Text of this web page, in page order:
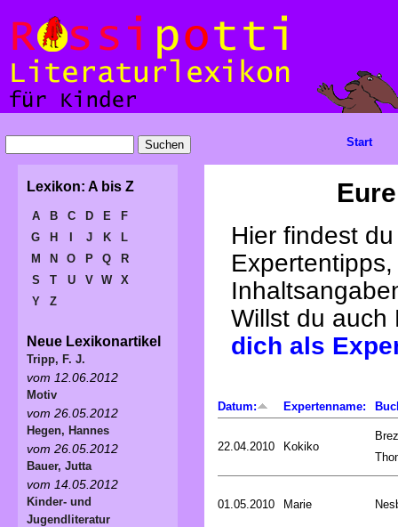
Hier findest
Willst du
dich als
Datum: Expertenname:
22.04.2010 Kokiko
01.05.2010 Marie
Start
Lexikon: A bis Z
A B C D E
F
G
H J K
L
M
N O P Q
R
S
T U V W
X
Y
Z
Neue Lexikonartikel
Tripp, F. J.
vom 12.06.2012
Motiv
vom 26.05.2012
Hegen, Hannes
vom 26.05.2012
Bauer, Jutta
vom 14.05.2012
Kinder- und
Jugendliteratur